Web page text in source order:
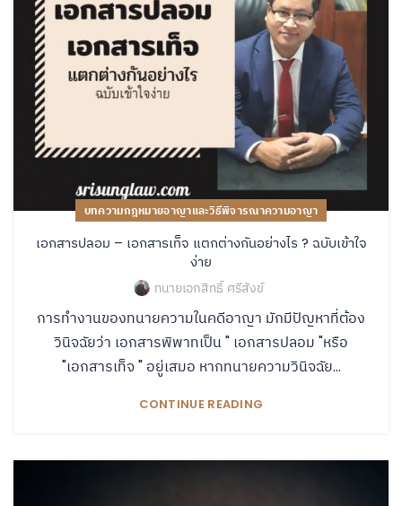
บทความกฎหมายอาญาและวิธีพิจารณาความอาญา
เอกสารปลอม – เอกสารเท็จ แตกต่างกันอย่างไร ? ฉบับเข้าใจ
ง่าย
ทนายเอกสิทธิ์ ศรีสังข์
การทำงานของทนายความในคดีอาญา มักมีปัญหาที่ต้อง
วินิจฉัยว่า เอกสารพิพาทเป็น " เอกสารปลอม "หรือ
"เอกสารเท็จ " อยู่เสมอ หากทนายความวินิจฉัย...
CONTINUE READING